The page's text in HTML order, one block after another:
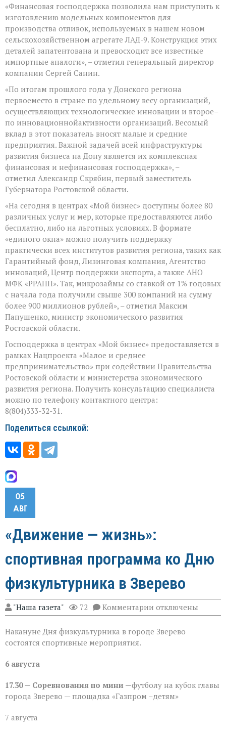
«Финансовая господдержка позволила нам приступить к
изготовлению модельных компонентов для
производства отливок, используемых в нашем новом
сельскохозяйственном агрегате ЛАД-9. Конструкция этих
деталей запатентована и превосходит все известные
импортные аналоги», – отметил генеральный директор
компании Сергей Санин.
«По итогам прошлого года у Донского региона
первоеместо в стране по удельному весу организаций,
осуществляющих технологические инновации и второе–
по инновационнойактивности организаций. Весомый
вклад в этот показатель вносят малые и средние
предприятия. Важной задачей всей инфраструктуры
развития бизнеса на Дону является их комплексная
финансовая и нефинансовая господдержка», –
отметил Александр Скрябин, первый заместитель
Губернатора Ростовской области.
«На сегодня в центрах «Мой бизнес» доступны более 80
различных услуг и мер, которые предоставляются либо
бесплатно, либо на льготных условиях. В формате
«единого окна» можно получить поддержку
практически всех институтов развития региона, таких как
Гарантийный фонд, Лизинговая компания, Агентство
инноваций, Центр поддержки экспорта, а также АНО
МФК «РРАПП». Так, микрозаймы со ставкой от 1% годовых
с начала года получили свыше 300 компаний на сумму
более 900 миллионов рублей», – отметил Максим
Папушенко, министр экономического развития
Ростовской области.
Господдержка в центрах «Мой бизнес» предоставляется в
рамках Нацпроекта «Малое и среднее
предпринимательство» при содействии Правительства
Ростовской области и министерства экономического
развития региона. Получить консультацию специалиста
можно по телефону контактного центра:
8(804)333-32-31.
Поделиться ссылкой:
05
АВГ
«Движение — жизнь»:
спортивная программа ко Дню
физкультурника в Зверево
"Наша газета" 72 Комментарии к
записи
спортивная
Зверево
отключены
Накануне Дня физкультурника в городе Зверево
состоятся спортивные мероприятия.
6 августа
17.30 — Соревнования по мини —футболу на кубок главы
города Зверево — площадка «Газпром –детям»
7 августа